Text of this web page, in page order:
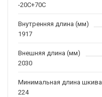
-20С+70С
Внутренняя длина (мм)
1917
Внешняя длина (мм)
2030
Минимальная длина шкива
224